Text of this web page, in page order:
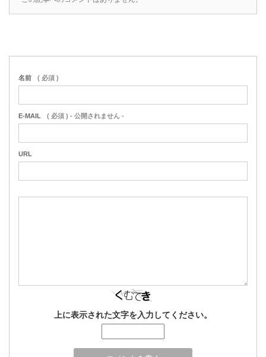
名前 ( 必須 )
E-MAIL ( 必須 ) - 公開されません -
URL
上に表示された文字を入力してください。